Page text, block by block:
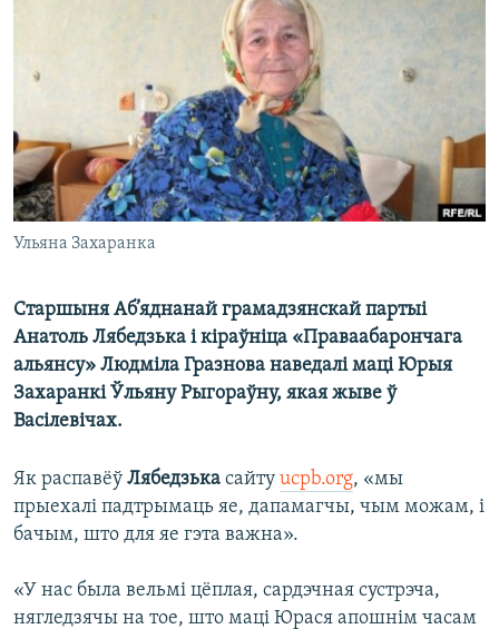
Ульяна Захаранка
Старшыня Аб’яднанай грамадзянскай партыі
Анатоль Лябедзька і кіраўніца «Праваабарончага
альянсу» Людміла Гразнова наведалі маці Юрыя
Захаранкі Ўльяну Рыгораўну, якая жыве ў
Васілевічах.
Як распавёў Лябедзька сайту ucpb.org, «мы
прыехалі падтрымаць яе, дапамагчы, чым можам, і
бачым, што для яе гэта важна».
«У нас была вельмі цёплая, сардэчная сустрэча,
нягледзячы на тое, што маці Юрася апошнім часам